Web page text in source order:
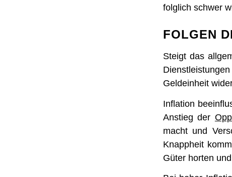
folglich schwer
FOLGEN
Steigt das
Geldeinheit
Inflation
Anstieg der
macht und
Knappheit
Güter horten